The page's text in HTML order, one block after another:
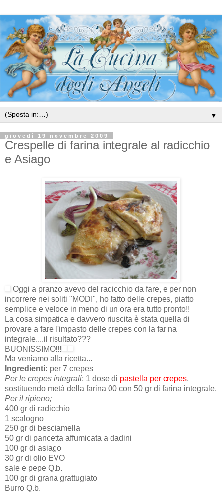
▼
giovedì 19 novembre 2009
Crespelle di farina integrale al radicchio
e Asiago
Oggi a pranzo avevo del radicchio da fare, e per non
incorrere nei soliti "MODI", ho fatto delle crepes, piatto
semplice e veloce in meno di un ora era tutto pronto!!
La cosa simpatica e davvero riuscita è stata quella di
provare a fare l'impasto delle crepes con la farina
integrale....il risultato???
BUONISSIMO!!!
Ma veniamo alla ricetta...
Ingredienti: per 7 crepes
Per le crepes integrali; 1 dose di pastella per crepes,
sostituendo metà della farina 00 con 50 gr di farina integrale.
Per il ripieno;
400 gr di radicchio
1 scalogno
250 gr di besciamella
50 gr di pancetta affumicata a dadini
100 gr di asiago
30 gr di olio EVO
sale e pepe Q.b.
100 gr di grana grattugiato
Burro Q.b.